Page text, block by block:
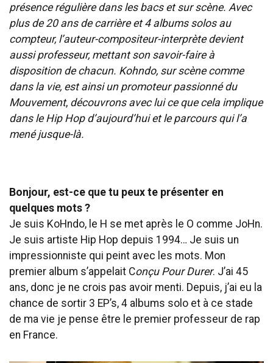
présence régulière dans les bacs et sur scène. Avec
plus de 20 ans de carrière et 4 albums solos au
compteur, l’auteur-compositeur-interprète devient
aussi professeur, mettant son savoir-faire à
disposition de chacun. Kohndo, sur scène comme
dans la vie, est ainsi un promoteur passionné du
Mouvement, découvrons avec lui ce que cela implique
dans le Hip Hop d’aujourd’hui et le parcours qui l’a
mené jusque-là.
Bonjour, est-ce que tu peux te présenter en
quelques mots ?
Je suis KoHndo, le H se met après le O comme JoHn.
Je suis artiste Hip Hop depuis 1994… Je suis un
impressionniste qui peint avec les mots. Mon
premier album s’appelait Conçu Pour Durer. J’ai 45
ans, donc je ne crois pas avoir menti. Depuis, j’ai eu la
chance de sortir 3 EP’s, 4 albums solo et à ce stade
de ma vie je pense être le premier professeur de rap
en France.